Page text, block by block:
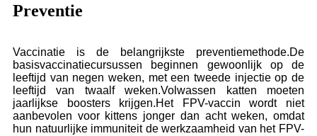
Preventie
Vaccinatie is de belangrijkste preventiemethode.De
basisvaccinatiecursussen beginnen gewoonlijk op de
leeftijd van negen weken, met een tweede injectie op de
leeftijd van twaalf weken.Volwassen katten moeten
jaarlijkse boosters krijgen.Het FPV-vaccin wordt niet
aanbevolen voor kittens jonger dan acht weken, omdat
hun natuurlijke immuniteit de werkzaamheid van het FPV-